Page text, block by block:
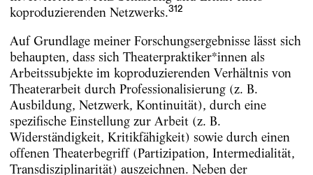
koproduzierenden Netzwerks.312
Auf Grundlage meiner Forschungsergebnisse lässt sich
behaupten, dass sich Theaterpraktiker*innen als
Arbeitssubjekte im koproduzierenden Verhältnis von
Theaterarbeit durch Professionalisierung (z. B.
Ausbildung, Netzwerk, Kontinuität), durch eine
spezifische Einstellung zur Arbeit (z. B.
Widerständigkeit, Kritikfähigkeit) sowie durch einen
offenen Theaterbegriff (Partizipation, Intermedialität,
Transdisziplinarität) auszeichnen. Neben der